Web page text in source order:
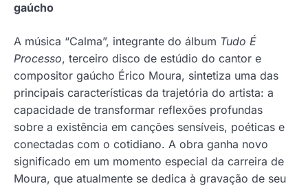
gaúcho
A música “Calma”, integrante do álbum Tudo É
Processo, terceiro disco de estúdio do cantor e
compositor gaúcho Érico Moura, sintetiza uma das
principais características da trajetória do artista: a
capacidade de transformar reflexões profundas
sobre a existência em canções sensíveis, poéticas e
conectadas com o cotidiano. A obra ganha novo
significado em um momento especial da carreira de
Moura, que atualmente se dedica à gravação de seu